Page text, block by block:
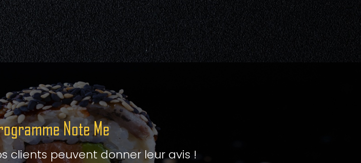
Note Me
clients peuvent donner leur avis !